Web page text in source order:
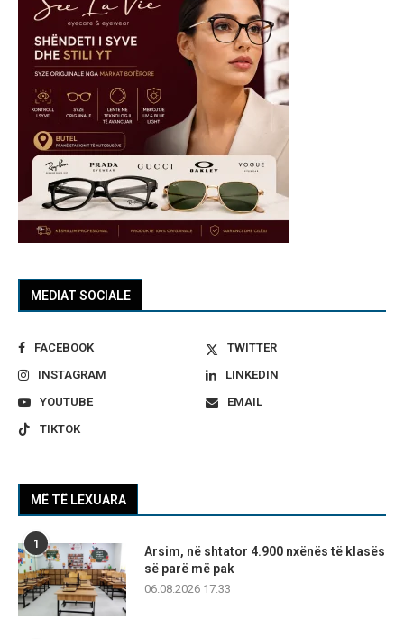
MEDIAT SOCIALE
FACEBOOK
TWITTER
INSTAGRAM
LINKEDIN
YOUTUBE
EMAIL
TIKTOK
MË TË LEXUARA
1
Arsim, në shtator 4.900 nxënës të klasës
së parë më pak
06.08.2026 17:33